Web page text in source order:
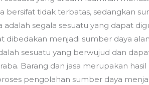
bersifat tidak terbatas, sedangkan
adalah segala sesuatu yang dapat
dibedakan menjadi sumber daya
sesuatu yang berwujud dan
Barang dan jasa merupakan hasil
pengolahan sumber daya